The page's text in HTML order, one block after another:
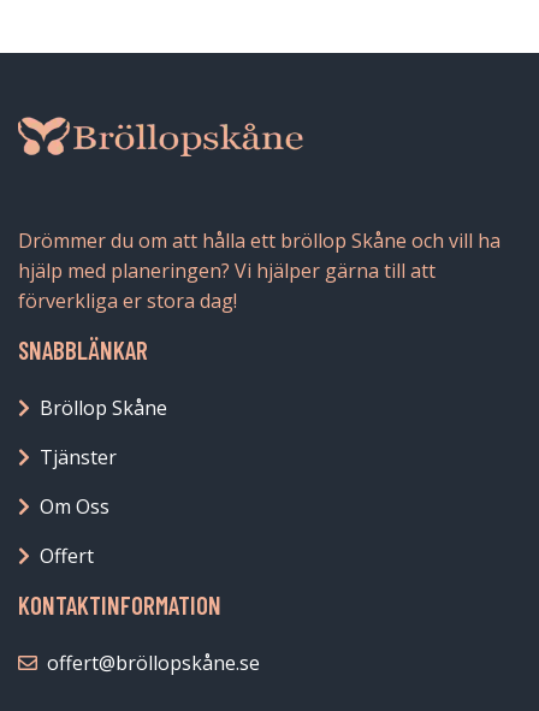
Drömmer du om att hålla ett bröllop Skåne och vill ha
hjälp med planeringen? Vi hjälper gärna till att
förverkliga er stora dag!
SNABBLÄNKAR
Bröllop Skåne
Tjänster
Om Oss
Offert
KONTAKTINFORMATION
offert@bröllopskåne.se